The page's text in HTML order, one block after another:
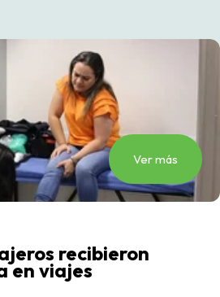
Ver más
recibieron
en viajes